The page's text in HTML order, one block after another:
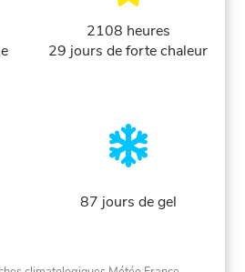
2108 heures
29 jours de forte chaleur
87 jours de gel